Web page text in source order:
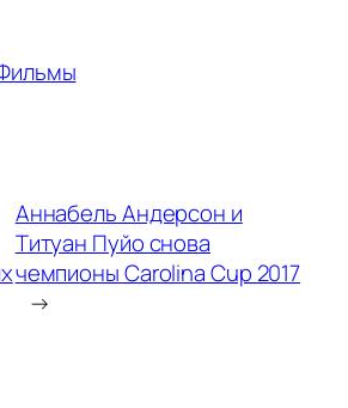
Аннабель Андерсон и
Титуан Пуйо снова
чемпионы Carolina Cup 2017
→